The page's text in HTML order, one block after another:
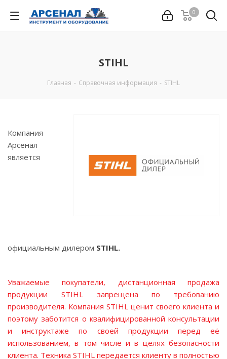
0
STIHL
Главная - Справочная информация - STIHL
Компания
Арсенал
является
официальным дилером STIHL.
Уважаемые покупатели, дистанционная продажа
продукции STIHLзапрещена по требованию
производителя. Компания STIHL ценит своего клиента и
поэтому заботится о квалифицированной консультации
и инструктаже по своей продукции перед её
использованием, в том числе и в целях безопасности
клиента. Техника STIHL передается клиенту в полностью